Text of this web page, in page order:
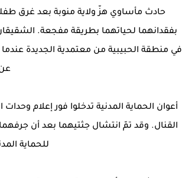
حادث مأساوي هزّ ولاية منوبة بعد غرق
في منطقة الحبيبية من معتمدية الجديدة عندما
أعوان الحماية المدنية تدخلوا فور إعلام
القنال. وقد تمّ انتشال جثتيهما بعد أن
للحماية